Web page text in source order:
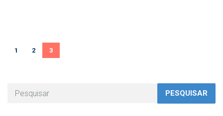
1 2 3
PESQUISAR